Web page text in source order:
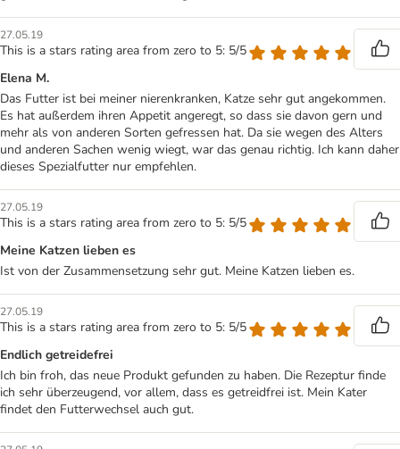
27.05.19
This is a stars rating area from zero to 5: 5/5
Elena M.
Das Futter ist bei meiner nierenkranken, Katze sehr gut angekommen.
Es hat außerdem ihren Appetit angeregt, so dass sie davon gern und
mehr als von anderen Sorten gefressen hat. Da sie wegen des Alters
und anderen Sachen wenig wiegt, war das genau richtig. Ich kann daher
dieses Spezialfutter nur empfehlen.
27.05.19
This is a stars rating area from zero to 5: 5/5
Meine Katzen lieben es
Ist von der Zusammensetzung sehr gut. Meine Katzen lieben es.
27.05.19
This is a stars rating area from zero to 5: 5/5
Endlich getreidefrei
Ich bin froh, das neue Produkt gefunden zu haben. Die Rezeptur finde
ich sehr überzeugend, vor allem, dass es getreidfrei ist. Mein Kater
findet den Futterwechsel auch gut.